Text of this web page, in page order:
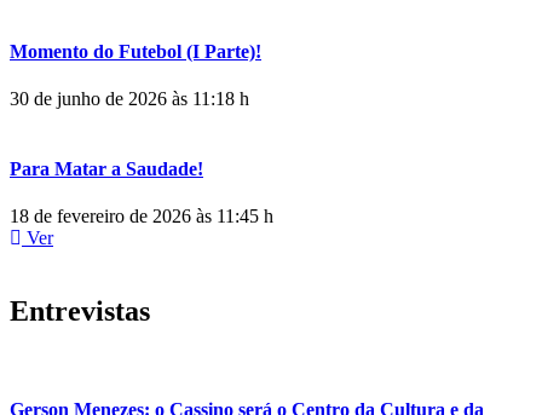
Momento do Futebol (I Parte)!
30 de junho de 2026 às 11:18 h
Para Matar a Saudade!
18 de fevereiro de 2026 às 11:45 h
Ver
Entrevistas
Gerson Menezes: o Cassino será o Centro da Cultura e da